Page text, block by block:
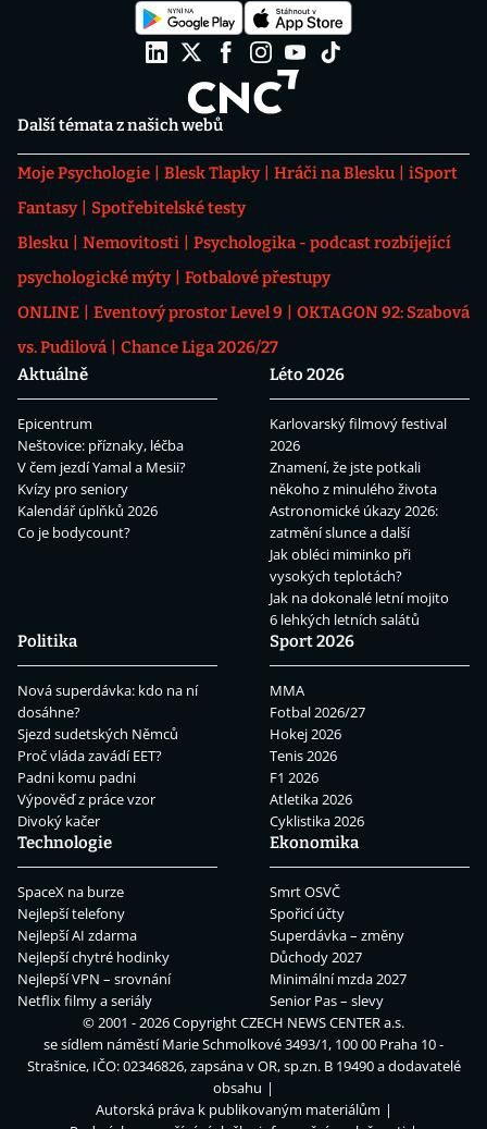
Další témata z našich webů
Moje Psychologie Blesk Tlapky Hráči na Blesku
iSport
Fantasy
Spotřebitelské testy
Blesku
Nemovitosti
Psychologika - podcast rozbíjející
psychologické mýty
Fotbalové přestupy
ONLINE
Eventový prostor Level 9
OKTAGON 92: Szabová
vs. Pudilová
Chance Liga 2026/27
Aktuálně
Epicentrum
Neštovice: příznaky, léčba
V čem jezdí Yamal a Mesii?
Kvízy pro seniory
Kalendář úplňků 2026
Co je bodycount?
Léto 2026
Karlovarský filmový festival
2026
Znamení, že jste potkali
někoho z minulého života
Astronomické úkazy 2026:
zatmění slunce a další
Jak obléci miminko při
vysokých teplotách?
Jak na dokonalé letní mojito
6 lehkých letních salátů
Politika
Nová superdávka: kdo na ní
dosáhne?
Sjezd sudetských Němců
Proč vláda zavádí EET?
Padni komu padni
Výpověď z práce vzor
Divoký kačer
Sport 2026
MMA
Fotbal 2026/27
Hokej 2026
Tenis 2026
F1 2026
Atletika 2026
Cyklistika 2026
Technologie
SpaceX na burze
Nejlepší telefony
Nejlepší AI zdarma
Nejlepší chytré hodinky
Nejlepší VPN – srovnání
Netflix filmy a seriály
Ekonomika
Smrt OSVČ
Spořicí účty
Superdávka – změny
Důchody 2027
Minimální mzda 2027
Senior Pas – slevy
© 2001 - 2026 CopyrightCZECH NEWS CENTER a.s.
se sídlem náměstí Marie Schmolkové 3493/1, 100 00 Praha 10 -
Strašnice, IČO: 02346826, zapsána v OR, sp.zn. B 19490 a dodavatelé
obsahu
Autorská práva k publikovaným materiálům